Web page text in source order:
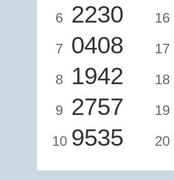
6 2230
7 0408
8 1942
9 2757
10 9535
16
17
18
19
20